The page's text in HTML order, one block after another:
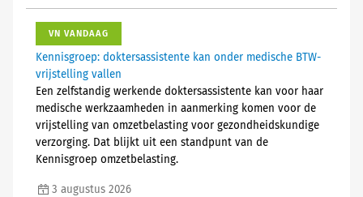
VN VANDAAG
Kennisgroep: doktersassistente kan onder medische BTW-
vrijstelling vallen
Een zelfstandig werkende doktersassistente kan voor haar
medische werkzaamheden in aanmerking komen voor de
vrijstelling van omzetbelasting voor gezondheidskundige
verzorging. Dat blijkt uit een standpunt van de
Kennisgroep omzetbelasting.
3 augustus 2026